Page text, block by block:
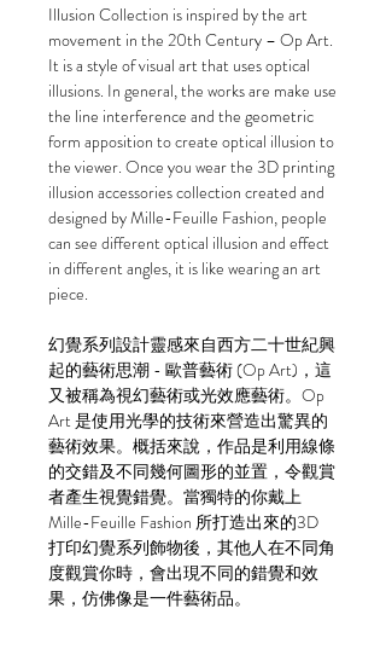
Illusion Collection is inspired by the art
movement in the 20th Century – Op Art.
It is a style of visual art that uses optical
illusions. In general, the works are make use
the line interference and the geometric
form apposition to create optical illusion to
the viewer. Once you wear the 3D printing
illusion accessories collection created and
designed by Mille-Feuille Fashion, people
can see different optical illusion and effect
in different angles, it is like wearing an art
piece.
幻覺系列設計靈感來自西方二十世紀興
起的藝術思潮 - 歐普藝術 (Op Art)，這
又被稱為視幻藝術或光效應藝術。Op
Art 是使用光學的技術來營造出驚異的
藝術效果。概括來說，作品是利用線條
的交錯及不同幾何圖形的並置，令觀賞
者產生視覺錯覺。當獨特的你戴上
Mille-Feuille Fashion 所打造出來的3D
打印幻覺系列飾物後，其他人在不同角
度觀賞你時，會出現不同的錯覺和效
果，仿佛像是一件藝術品。